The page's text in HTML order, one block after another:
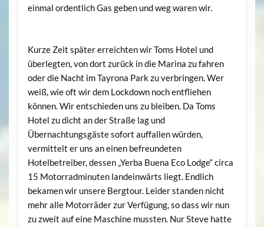
einmal ordentlich Gas geben und weg waren wir.
Kurze Zeit später erreichten wir Toms Hotel und
überlegten, von dort zurück in die Marina zu fahren
oder die Nacht im Tayrona Park zu verbringen. Wer
weiß, wie oft wir dem Lockdown noch entfliehen
können. Wir entschieden uns zu bleiben. Da Toms
Hotel zu dicht an der Straße lag und
Übernachtungsgäste sofort auffallen würden,
vermittelt er uns an einen befreundeten
Hotelbetreiber, dessen „Yerba Buena Eco Lodge“ circa
15 Motorradminuten landeinwärts liegt. Endlich
bekamen wir unsere Bergtour. Leider standen nicht
mehr alle Motorräder zur Verfügung, so dass wir nun
zu zweit auf eine Maschine mussten. Nur Steve hatte